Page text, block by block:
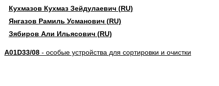
Кухмазов Кухмаз Зейдулаевич (RU)
Янгазов Рамиль Усманович (RU)
Зябиров Али Ильясович (RU)
A01D33/08- особые устройства для сортировки и очистки